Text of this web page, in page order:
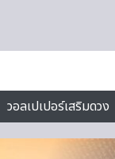
วอลเปเปอร์เสริมดวง